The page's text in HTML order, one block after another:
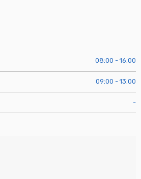
08:00 - 16:00
09:00 - 13:00
-